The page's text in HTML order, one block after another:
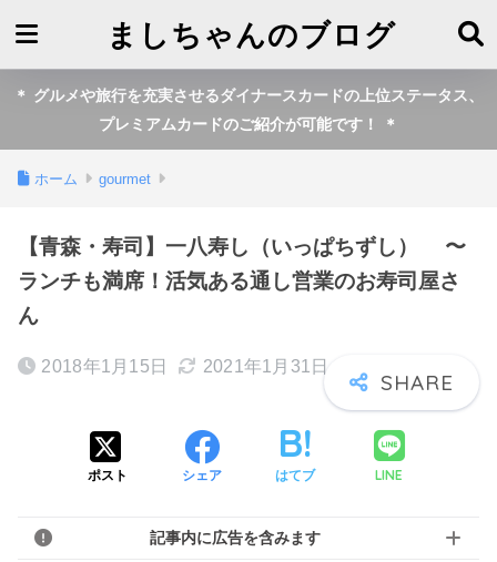
ましちゃんのブログ
＊ グルメや旅行を充実させるダイナースカードの上位ステータス、
プレミアムカードのご紹介が可能です！ ＊
ホーム gourmet
【青森・寿司】一八寿し（いっぱちずし） 〜
ランチも満席！活気ある通し営業のお寿司屋さ
ん
2018年1月15日 2021年1月31日
ポスト シェア はてブ LINE
記事内に広告を含みます